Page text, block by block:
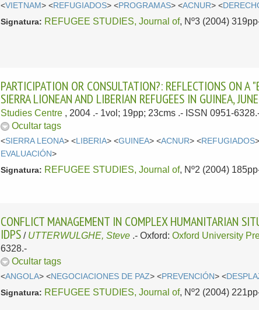
<VIETNAM> <REFUGIADOS> <PROGRAMAS> <ACNUR> <
Signatura: REFUGEE STUDIES, Journal of, Nº3 (2004)
PARTICIPATION OR CONSULTATION?: REFLECTIONS ON A
SIERRA LIONEAN AND LIBERIAN REFUGEES IN GUINEA,
Studies Centre , 2004 .- 1vol; 19pp; 23cms .- ISSN 0951-
Ocultar tags
<SIERRA LEONA> <LIBERIA> <GUINEA> <ACNUR> <REFUGIADOS
EVALUACIÓN>
Signatura: REFUGEE STUDIES, Journal of, Nº2 (2004)
CONFLICT MANAGEMENT IN COMPLEX HUMANITARIAN
IDPS / UTTERWULGHE, Steve .-Oxford:Oxford University
6328.-
Ocultar tags
<ANGOLA> <NEGOCIACIONES DE PAZ> <PREVENCIÓN> <
Signatura: REFUGEE STUDIES, Journal of, Nº2 (2004)